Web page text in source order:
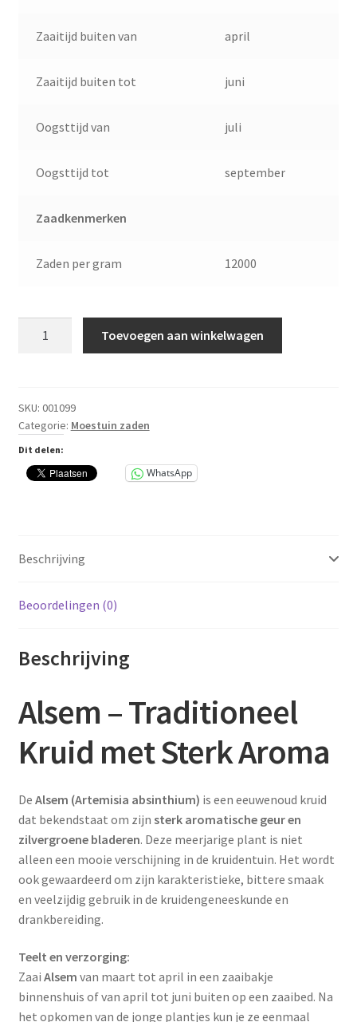
Zaaitijd buiten van april
Zaaitijd buiten tot juni
Oogsttijd van juli
Oogsttijd tot september
Zaadkenmerken
Zaden per gram 12000
Toevoegen aan winkelwagen
SKU: 001099
Categorie: Moestuin zaden
Dit delen:
WhatsApp
Beschrijving
Beoordelingen (0)
Beschrijving
Alsem – Traditioneel
Kruid met Sterk Aroma
De Alsem (Artemisia absinthium) is een eeuwenoud kruid
dat bekendstaat om zijn sterk aromatische geur en
zilvergroene bladeren. Deze meerjarige plant is niet
alleen een mooie verschijning in de kruidentuin. Het wordt
ook gewaardeerd om zijn karakteristieke, bittere smaak
en veelzijdig gebruik in de kruidengeneeskunde en
drankbereiding.
Teelt en verzorging:
Zaai Alsem van maart tot april in een zaaibakje
binnenshuis of van april tot juni buiten op een zaaibed. Na
het opkomen van de jonge plantjes kun je ze eenmaal